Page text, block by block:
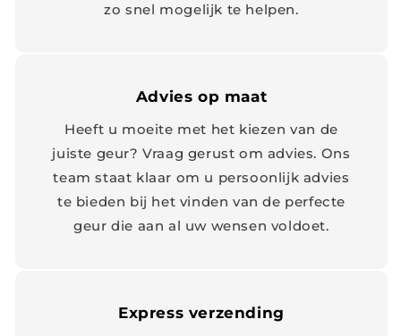
zo snel mogelijk te helpen.
Advies op maat
Heeft u moeite met het kiezen van de
juiste geur? Vraag gerust om advies. Ons
team staat klaar om u persoonlijk advies
te bieden bij het vinden van de perfecte
geur die aan al uw wensen voldoet.
Express verzending